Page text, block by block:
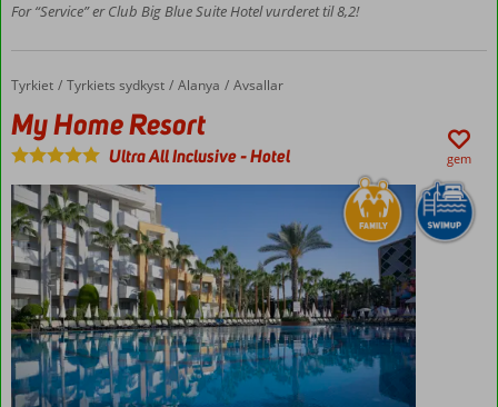
Værelser
med
5
For “Service” er Club Big Blue Suite Hotel vurderet til 8,2!
Forside
Tyrkiet Tyrkiets sydkyst Alanya Avsallar
My Home Resort
My Home Resort
Ultra All Inclusive-Hotel gem